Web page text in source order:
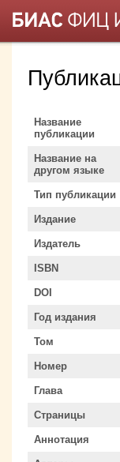
Название
публикации
Название на
другом языке
Тип публикации
Издание
Издатель
ISBN
DOI
Год издания
Том
Номер
Глава
Страницы
Аннотация